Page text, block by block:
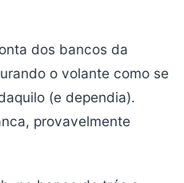
dos bancos da
o volante como se
(e dependia).
provavelmente